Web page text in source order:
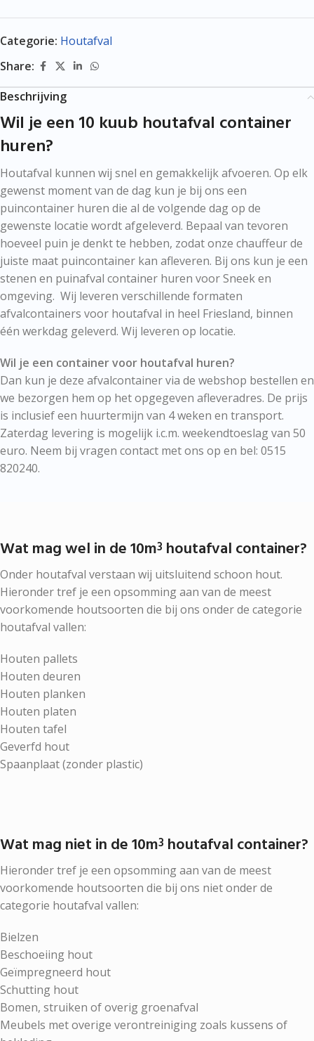
Categorie: Houtafval
Share:
Beschrijving
Wil je een 10 kuub houtafval container
huren?
Houtafval kunnen wij snel en gemakkelijk afvoeren. Op elk
gewenst moment van de dag kun je bij ons een
puincontainer huren die al de volgende dag op de
gewenste locatie wordt afgeleverd. Bepaal van tevoren
hoeveel puin je denkt te hebben, zodat onze chauffeur de
juiste maat puincontainer kan afleveren. Bij ons kun je een
stenen en puinafval container huren voor Sneek en
omgeving. Wij leveren verschillende formaten
afvalcontainers voor houtafval in heel Friesland, binnen
één werkdag geleverd. Wij leveren op locatie.
Wil je een container voor houtafval huren?
Dan kun je deze afvalcontainer via de webshop bestellen en
we bezorgen hem op het opgegeven afleveradres. De prijs
is inclusief een huurtermijn van 4 weken en transport.
Zaterdag levering is mogelijk i.c.m. weekendtoeslag van 50
euro. Neem bij vragen contact met ons op en bel: 0515
820240.
Wat mag wel in de 10m3 houtafval container?
Onder houtafval verstaan wij uitsluitend schoon hout.
Hieronder tref je een opsomming aan van de meest
voorkomende houtsoorten die bij ons onder de categorie
houtafval vallen:
Houten pallets
Houten deuren
Houten planken
Houten platen
Houten tafel
Geverfd hout
Spaanplaat (zonder plastic)
Wat mag niet in de 10m3 houtafval container?
Hieronder tref je een opsomming aan van de meest
voorkomende houtsoorten die bij ons niet onder de
categorie houtafval vallen:
Bielzen
Beschoeiing hout
Geïmpregneerd hout
Schutting hout
Bomen, struiken of overig groenafval
Meubels met overige verontreiniging zoals kussens of